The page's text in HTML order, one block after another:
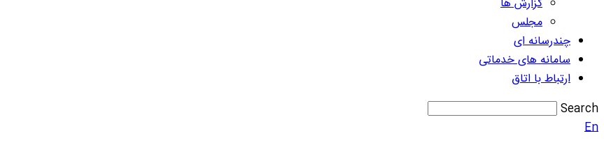
گزارش ها
مجلس
چندرسانه ای
سامانه های خدماتی
ارتباط با اتاق
Search
En